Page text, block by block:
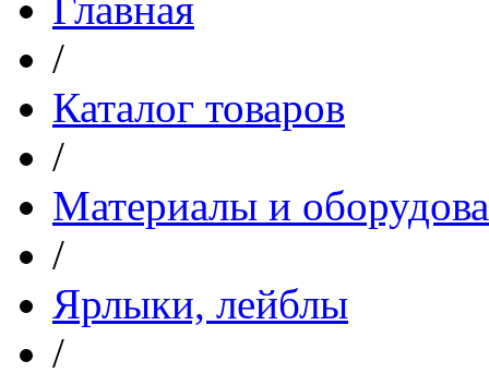
/
Каталог товаров
/
Материалы и
/
Ярлыки, лейблы
/